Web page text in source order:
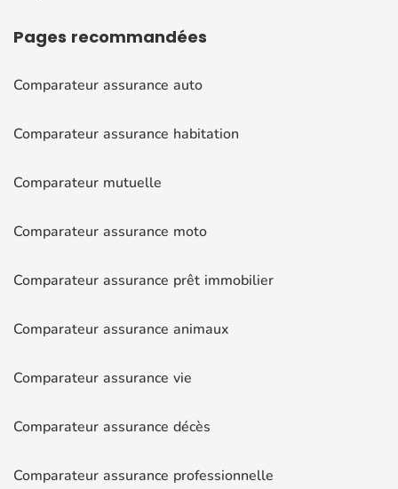
Pages recommandées
Comparateur assurance auto
Comparateur assurance habitation
Comparateur mutuelle
Comparateur assurance moto
Comparateur assurance prêt immobilier
Comparateur assurance animaux
Comparateur assurance vie
Comparateur assurance décès
Comparateur assurance professionnelle